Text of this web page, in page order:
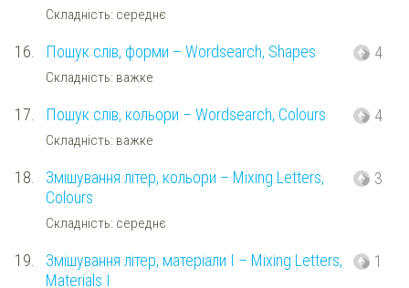
Складність: середнє
16. Пошук слів, форми – Wordsearch, Shapes
Складність: важке
4
17. Пошук слів, кольори – Wordsearch, Colours
Складність: важке
4
18.
Змішування літер, кольори – Mixing Letters,
Colours
Складність: середнє
3
19.
Змішування літер, матеріали І – Mixing Letters,
Materials I
1